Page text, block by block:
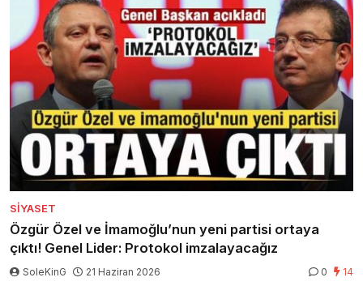
SIYASET
Özgür Özel ve İmamoğlu’nun yeni partisi ortaya
çıktı! Genel Lider: Protokol imzalayacağız
SoleKinG 21 Haziran 2026 0 14